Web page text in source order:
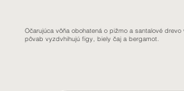
Očarujúca vôňa obohatená o pižmo a santalové
pôvab vyzdvhihujú figy, biely čaj a bergamot.